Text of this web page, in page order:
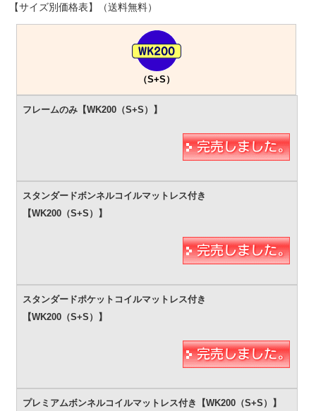
【サイズ別価格表】（送料無料）
（S+S）